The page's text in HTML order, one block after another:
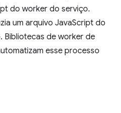
do worker do serviço.
um arquivo JavaScript do
Bibliotecas de worker de
esse processo